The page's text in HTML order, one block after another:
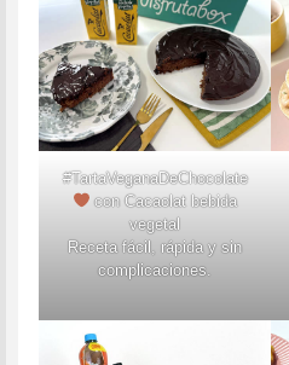
#TartaVeganaDeChocolate
con Cacaolat bebida
vegetal
Receta fácil, rápida y sin
complicaciones.